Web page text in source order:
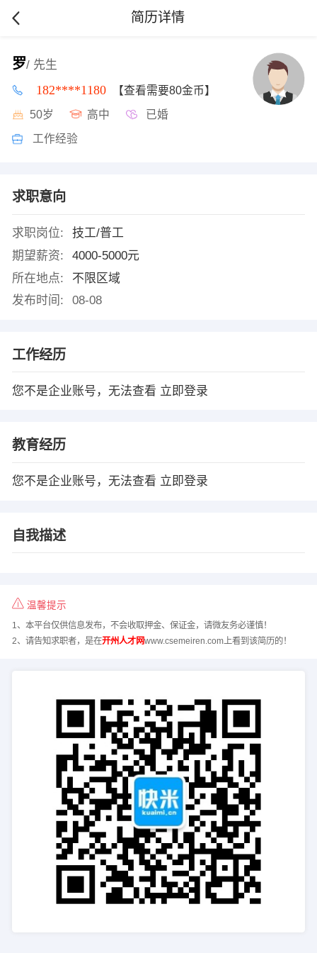
简历详情
罗/ 先生
182****1180 【查看需要80金币】
50岁 高中 已婚
工作经验
求职意向
求职岗位:
技工/普工
期望薪资:
4000-5000元
所在地点:
不限区域
发布时间:
08-08
工作经历
您不是企业账号，无法查看 立即登录
教育经历
您不是企业账号，无法查看 立即登录
自我描述
温馨提示
1、本平台仅供信息发布，不会收取押金、保证金，请微友务必谨慎！
2、请告知求职者，是在开州人才网www.csemeiren.com上看到该简历的！